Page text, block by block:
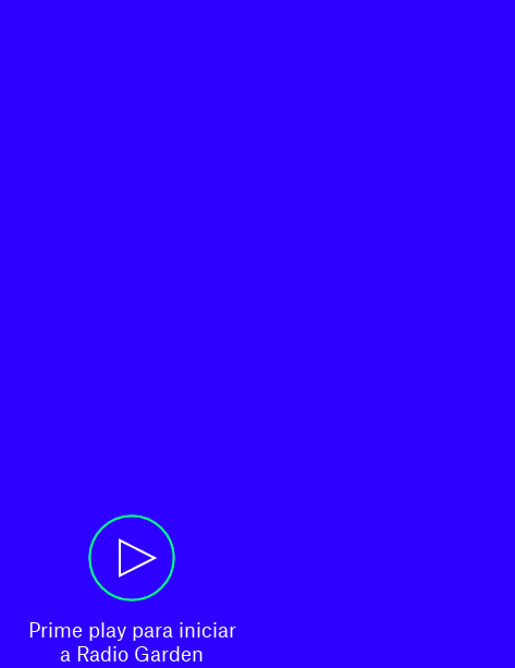
Prime play para iniciar
a Radio Garden